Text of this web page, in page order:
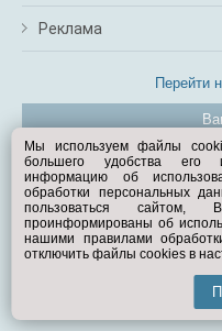
Реклама
Перейти
©
Мы используем файлы
большего удобства его
информацию об
обработки персональных
пользоваться
проинформированы об
нашими правилами
отключить файлы cookies в